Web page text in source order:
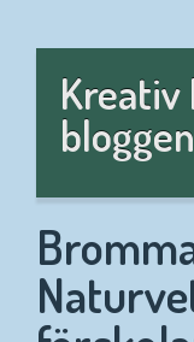
Kreativ
bloggen